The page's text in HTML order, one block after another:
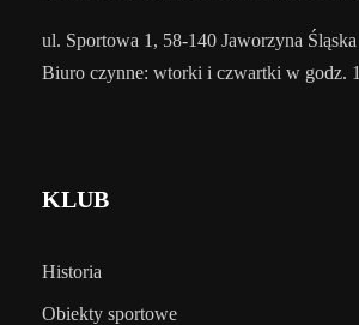
ul. Sportowa 1, 58-140 Jaworzyna Śląska
Biuro czynne: wtorki i czwartki w godz.
KLUB
Historia
Obiekty sportowe